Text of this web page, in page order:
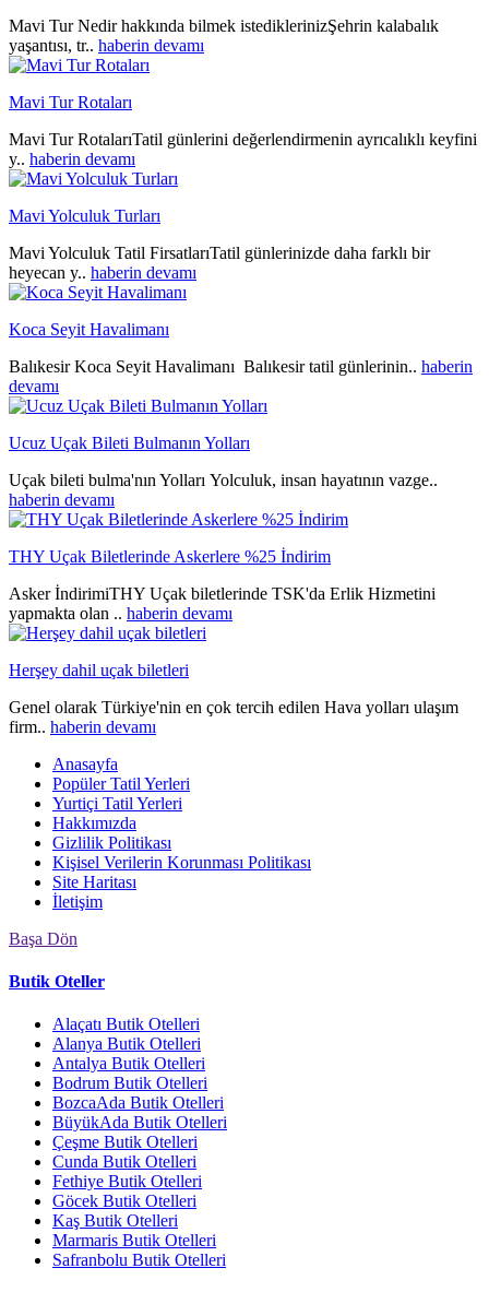
Mavi Tur Nedir hakkında bilmek istediklerinizŞehrin kalabalık
yaşantısı, tr.. haberin devamı
Mavi Tur Rotaları
Mavi Tur RotalarıTatil günlerini değerlendirmenin ayrıcalıklı keyfini
y.. haberin devamı
Mavi Yolculuk Turları
Mavi Yolculuk Tatil FirsatlarıTatil günlerinizde daha farklı bir
heyecan y.. haberin devamı
Koca Seyit Havalimanı
Balıkesir Koca Seyit Havalimanı Balıkesir tatil günlerinin.. haberin
devamı
Ucuz Uçak Bileti Bulmanın Yolları
Uçak bileti bulma'nın Yolları Yolculuk, insan hayatının vazge..
haberin devamı
THY Uçak Biletlerinde Askerlere %25 İndirim
Asker İndirimiTHY Uçak biletlerinde TSK'da Erlik Hizmetini
yapmakta olan .. haberin devamı
Herşey dahil uçak biletleri
Genel olarak Türkiye'nin en çok tercih edilen Hava yolları ulaşım
firm.. haberin devamı
Anasayfa
Popüler Tatil Yerleri
Yurtiçi Tatil Yerleri
Hakkımızda
Gizlilik Politikası
Kişisel Verilerin Korunması Politikası
Site Haritası
İletişim
Başa Dön
Butik Oteller
Alaçatı Butik Otelleri
Alanya Butik Otelleri
Antalya Butik Otelleri
Bodrum Butik Otelleri
BozcaAda Butik Otelleri
BüyükAda Butik Otelleri
Çeşme Butik Otelleri
Cunda Butik Otelleri
Fethiye Butik Otelleri
Göcek Butik Otelleri
Kaş Butik Otelleri
Marmaris Butik Otelleri
Safranbolu Butik Otelleri